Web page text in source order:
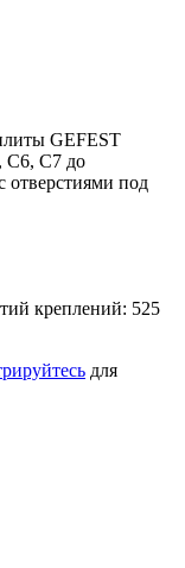
GEFEST
С6, С7 до
под
креплений: 525
для